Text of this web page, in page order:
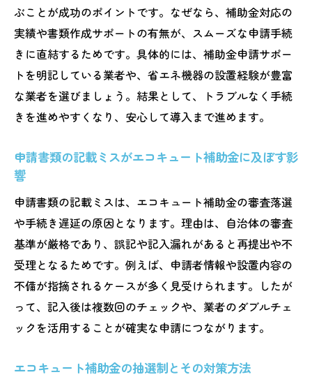
ぶことが成功のポイントです。なぜなら、補助金対応の
実績や書類作成サポートの有無が、スムーズな申請手続
きに直結するためです。具体的には、補助金申請サポー
トを明記している業者や、省エネ機器の設置経験が豊富
な業者を選びましょう。結果として、トラブルなく手続
きを進めやすくなり、安心して導入まで進めます。
申請書類の記載ミスがエコキュート補助金に及ぼす影
響
申請書類の記載ミスは、エコキュート補助金の審査落選
や手続き遅延の原因となります。理由は、自治体の審査
基準が厳格であり、誤記や記入漏れがあると再提出や不
受理となるためです。例えば、申請者情報や設置内容の
不備が指摘されるケースが多く見受けられます。したが
って、記入後は複数回のチェックや、業者のダブルチェ
ックを活用することが確実な申請につながります。
エコキュート補助金の抽選制とその対策方法